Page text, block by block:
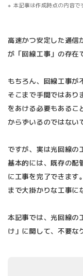
本記事は作成時点の内容で
高速かつ安定した通信
が「回線工事」の存在
もちろん、回線工事が
そこまで手間ではあり
をあける必要もあるこ
からずいるのではない
ですが、実は光回線の
基本的には、既存の配
に工事を完了できます
まで大掛かりな工事に
本記事では、光回線の
け」に関して、不要な